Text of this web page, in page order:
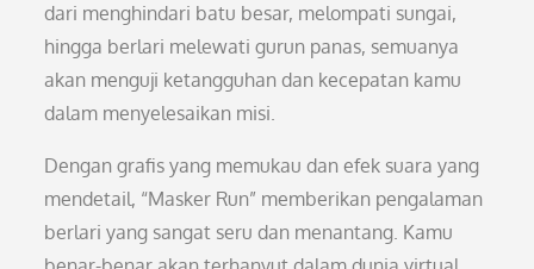
dari menghindari batu besar, melompati sungai,
hingga berlari melewati gurun panas, semuanya
akan menguji ketangguhan dan kecepatan kamu
dalam menyelesaikan misi.
Dengan grafis yang memukau dan efek suara yang
mendetail, “Masker Run” memberikan pengalaman
berlari yang sangat seru dan menantang. Kamu